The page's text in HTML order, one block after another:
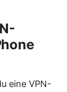
eine VPN-